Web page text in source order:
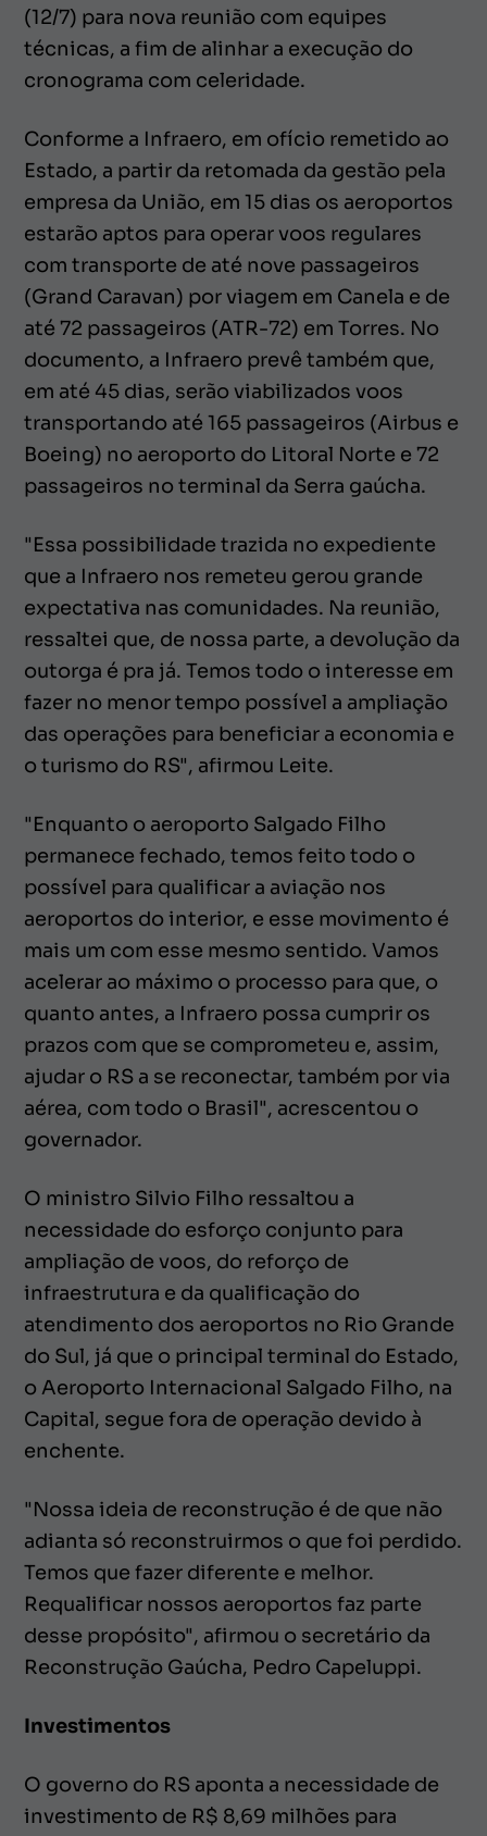
(12/7) para nova reunião com equipes
técnicas, a fim de alinhar a execução do
cronograma com celeridade.
Conforme a Infraero, em ofício remetido ao
Estado, a partir da retomada da gestão pela
empresa da União, em 15 dias os aeroportos
estarão aptos para operar voos regulares
com transporte de até nove passageiros
(Grand Caravan) por viagem em Canela e de
até 72 passageiros (ATR-72) em Torres. No
documento, a Infraero prevê também que,
em até 45 dias, serão viabilizados voos
transportando até 165 passageiros (Airbus e
Boeing) no aeroporto do Litoral Norte e 72
passageiros no terminal da Serra gaúcha.
"Essa possibilidade trazida no expediente
que a Infraero nos remeteu gerou grande
expectativa nas comunidades. Na reunião,
ressaltei que, de nossa parte, a devolução da
outorga é pra já. Temos todo o interesse em
fazer no menor tempo possível a ampliação
das operações para beneficiar a economia e
o turismo do RS", afirmou Leite.
"Enquanto o aeroporto Salgado Filho
permanece fechado, temos feito todo o
possível para qualificar a aviação nos
aeroportos do interior, e esse movimento é
mais um com esse mesmo sentido. Vamos
acelerar ao máximo o processo para que, o
quanto antes, a Infraero possa cumprir os
prazos com que se comprometeu e, assim,
ajudar o RS a se reconectar, também por via
aérea, com todo o Brasil", acrescentou o
governador.
O ministro Silvio Filho ressaltou a
necessidade do esforço conjunto para
ampliação de voos, do reforço de
infraestrutura e da qualificação do
atendimento dos aeroportos no Rio Grande
do Sul, já que o principal terminal do Estado,
o Aeroporto Internacional Salgado Filho, na
Capital, segue fora de operação devido à
enchente.
"Nossa ideia de reconstrução é de que não
adianta só reconstruirmos o que foi perdido.
Temos que fazer diferente e melhor.
Requalificar nossos aeroportos faz parte
desse propósito", afirmou o secretário da
Reconstrução Gaúcha, Pedro Capeluppi.
Investimentos
O governo do RS aponta a necessidade de
investimento de R$ 8,69 milhões para